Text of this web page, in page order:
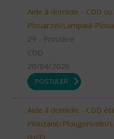
Aide à domicile - CDD
Plouarzel/Lampaul-
29 - Finistère
CDD
20/04/2026
POSTULER
Aide à domicile - CDD
Plouzané/Plougonvelin/